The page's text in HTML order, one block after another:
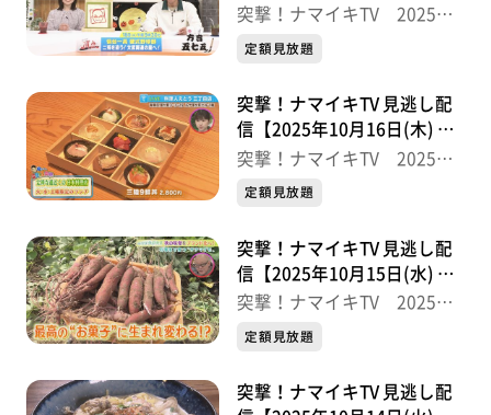
送分】
突撃！ナマイキTV 2025後
半
定額見放題
突撃！ナマイキTV 見逃し配
信【2025年10月16日(木) 放
送分】
突撃！ナマイキTV 2025後
半
定額見放題
突撃！ナマイキTV 見逃し配
信【2025年10月15日(水) 放
送分】
突撃！ナマイキTV 2025後
半
定額見放題
突撃！ナマイキTV 見逃し配